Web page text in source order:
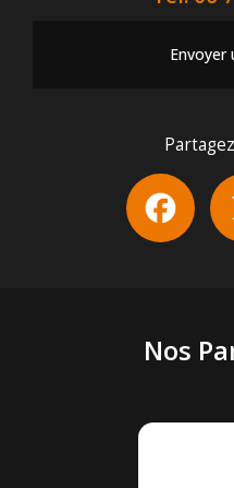
Envoyer
Nos